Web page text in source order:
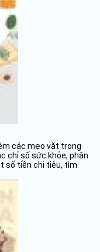
các mẹo vặt trong
chỉ số sức khỏe, phân
số tiền chi tiêu, tìm